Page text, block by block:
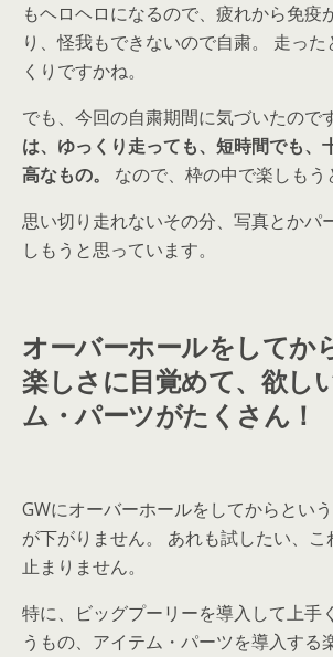
もヘロヘロになるので、疲れから免疫
り、怪我もできないので自粛。 走っ
くりですかね。
でも、今回の自粛期間に気づいたので
は、ゆっくり走っても、短時間でも、
高なもの。
なので、枠の中で楽しもう
思い切り走れないその分、写真とかパ
しもうと思っています。
オーバーホールをしてか
楽しさに目覚めて、欲し
ム・パーツがたくさん！
GWにオーバーホールをしてからとい
が下がりません。 あれも試したい、
止まりません。
特に、ビッグプーリーを導入して上手
うもの、アイテム・パーツを導入する